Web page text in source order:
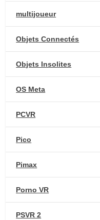
multijoueur
Objets Connectés
Objets Insolites
OS Meta
PCVR
Pico
Pimax
Porno VR
PSVR 2